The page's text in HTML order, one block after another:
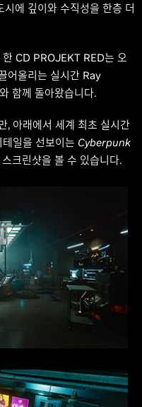
에 깊이와 수직성을 한층 더
CD PROJEKT RED는 오
어올리는 실시간 Ray
함께 돌아왔습니다.
, 아래에서 세계 최초 실시간
일을 선보이는 Cyberpunk
크린샷을 볼 수 있습니다.